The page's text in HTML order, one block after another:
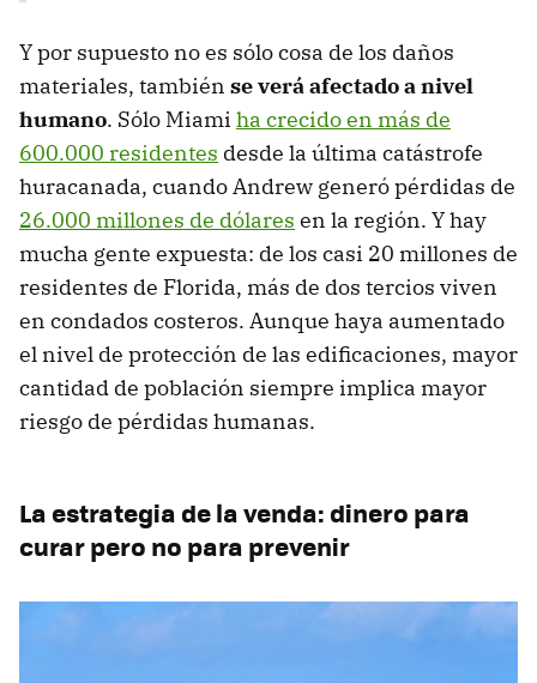
Y por supuesto no es sólo cosa de los daños
materiales, también se verá afectado a nivel
humano. Sólo Miami ha crecido en más de
600.000 residentes desde la última catástrofe
huracanada, cuando Andrew generó pérdidas de
26.000 millones de dólares en la región. Y hay
mucha gente expuesta: de los casi 20 millones de
residentes de Florida, más de dos tercios viven
en condados costeros. Aunque haya aumentado
el nivel de protección de las edificaciones, mayor
cantidad de población siempre implica mayor
riesgo de pérdidas humanas.
La estrategia de la venda: dinero para
curar pero no para prevenir